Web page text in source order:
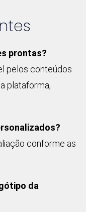
prontas?
pelos conteúdos
plataforma,
conforme as
da